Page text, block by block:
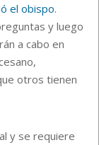
el obispo.
y luego
a cabo en
otros tienen
y se requiere